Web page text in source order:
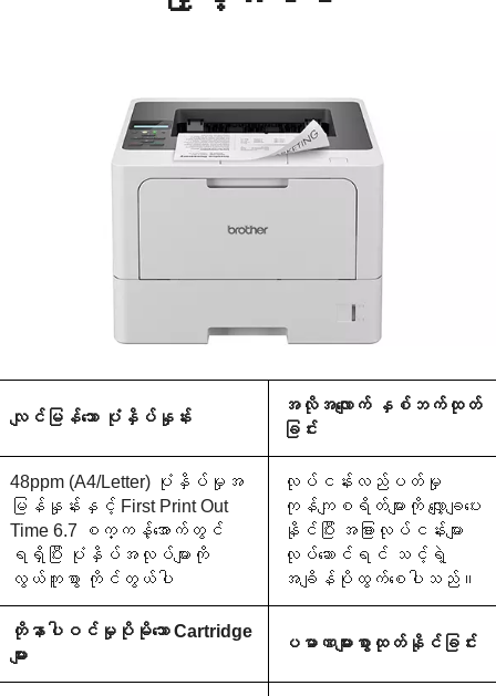
လျင်မြန်သော ပုံနှိပ်နှုန်း
အလိုအလျောက် နှစ်ဘက်ထုတ်
ခြင်း
48ppm (A4/Letter) ပုံနှိပ်မှုအ
မြန်နှုန်းနှင့် First Print Out
Time 6.7 စက္ကန့်အောက်တွင်
ရရှိပြီး ပုံနှိပ်အလုပ်များကို
လွယ်ကူစွာ ကိုင်တွယ်ပါ
လုပ်ငန်းလည်ပတ်မှု
ကုန်ကျစရိတ်များကို လျှော့ချပေး
နိုင်ပြီး အခြားလုပ်ငန်းများ
လုပ်ဆောင်ရင် သင့်ရဲ့
အချိန်ပိုထွက်စေပါသည်။
တိုနာပါဝင်မှုပိုမိုသော Cartridge
များ
ပမာဏများစွာထုတ်နိုင်ခြင်း